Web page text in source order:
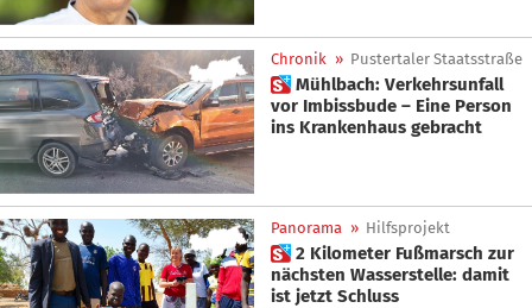
Chronik » Pustertaler Staatsstraße
 Mühlbach: Verkehrsunfall
vor Imbissbude – Eine Person
ins Krankenhaus gebracht
Panorama » Hilfsprojekt
 2 Kilometer Fußmarsch zur
nächsten Wasserstelle: damit
ist jetzt Schluss